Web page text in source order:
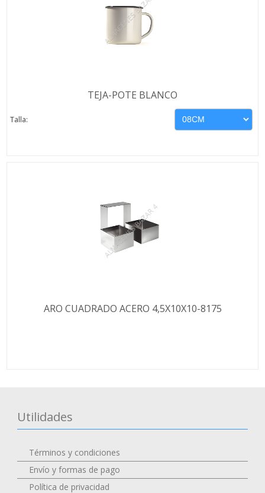
TEJA-POTE BLANCO
Talla:
ARO CUADRADO ACERO 4,5X10X10-8175
Utilidades
Términos y condiciones
Envío y formas de pago
Política de privacidad